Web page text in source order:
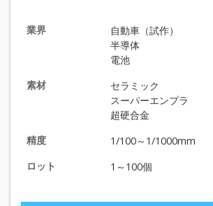
業界
自動車（試作）
半導体
電池
素材
セラミック
スーパーエンプラ
超硬合金
精度
1/100～1/1000mm
ロット
1～100個